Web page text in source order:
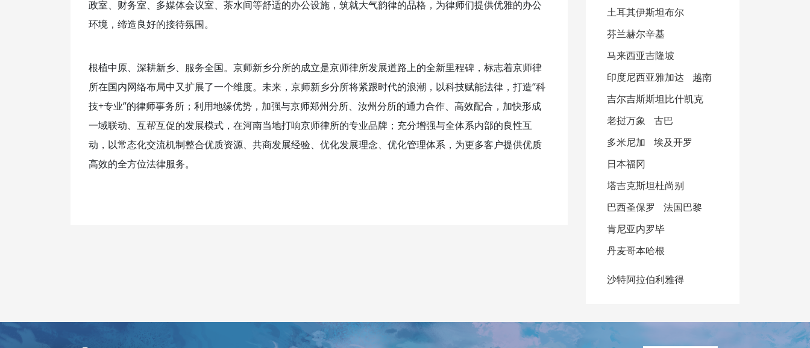
政室、财务室、多媒体会议室、茶水间等舒适的办公设施，筑就大气韵律的品格，为律师们提供优雅的办公
环境，缔造良好的接待氛围。
根植中原、深耕新乡、服务全国。京师新乡分所的成立是京师律所发展道路上的全新里程碑，标志着京师律
所在国内网络布局中又扩展了一个维度。未来，京师新乡分所将紧跟时代的浪潮，以科技赋能法律，打造“科
技+专业”的律师事务所；利用地缘优势，加强与京师郑州分所、汝州分所的通力合作、高效配合，加快形成
一域联动、互帮互促的发展模式，在河南当地打响京师律所的专业品牌；充分增强与全体系内部的良性互
动，以常态化交流机制整合优质资源、共商发展经验、优化发展理念、优化管理体系，为更多客户提供优质
高效的全方位法律服务。
土耳其伊斯坦布尔
芬兰赫尔辛基
马来西亚吉隆坡
印度尼西亚雅加达
越南
吉尔吉斯斯坦比什凯克
老挝万象
古巴
多米尼加
埃及开罗
日本福冈
塔吉克斯坦杜尚别
巴西圣保罗
法国巴黎
肯尼亚内罗毕
丹麦哥本哈根
沙特阿拉伯利雅得